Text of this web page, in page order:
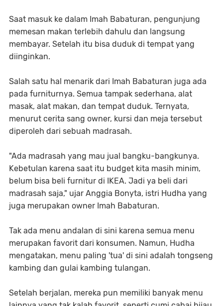
Saat masuk ke dalam Imah Babaturan, pengunjung
memesan makan terlebih dahulu dan langsung
membayar. Setelah itu bisa duduk di tempat yang
diinginkan.
Salah satu hal menarik dari Imah Babaturan juga ada
pada furniturnya. Semua tampak sederhana, alat
masak, alat makan, dan tempat duduk. Ternyata,
menurut cerita sang owner, kursi dan meja tersebut
diperoleh dari sebuah madrasah.
"Ada madrasah yang mau jual bangku-bangkunya.
Kebetulan karena saat itu budget kita masih minim,
belum bisa beli furnitur di IKEA. Jadi ya beli dari
madrasah saja," ujar Anggia Bonyta, istri Hudha yang
juga merupakan owner Imah Babaturan.
Tak ada menu andalan di sini karena semua menu
merupakan favorit dari konsumen. Namun, Hudha
mengatakan, menu paling 'tua' di sini adalah tongseng
kambing dan gulai kambing tulangan.
Setelah berjalan, mereka pun memiliki banyak menu